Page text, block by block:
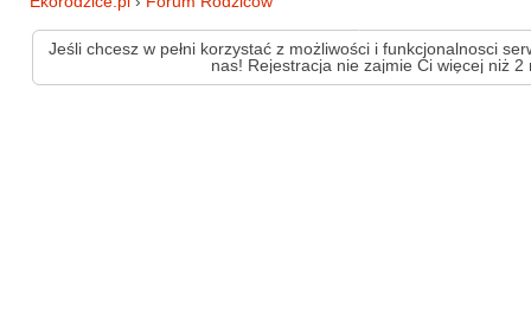
Jeśli chcesz w pełni korzystać z możliwości i funkcjonalnosci
nas! Rejestracja nie zajmie Ci więcej niż 2